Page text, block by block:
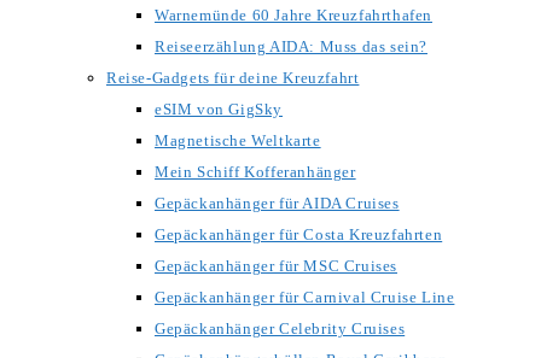
Warnemünde 60 Jahre Kreuzfahrthafen
Reiseerzählung AIDA: Muss das sein?
Reise-Gadgets für deine Kreuzfahrt
eSIM von GigSky
Magnetische Weltkarte
Mein Schiff Kofferanhänger
Gepäckanhänger für AIDA Cruises
Gepäckanhänger für Costa Kreuzfahrten
Gepäckanhänger für MSC Cruises
Gepäckanhänger für Carnival Cruise Line
Gepäckanhänger Celebrity Cruises